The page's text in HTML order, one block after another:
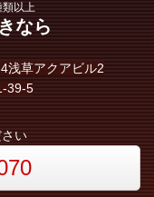
類以上
なら
浅草アクアビル2
39-5
い